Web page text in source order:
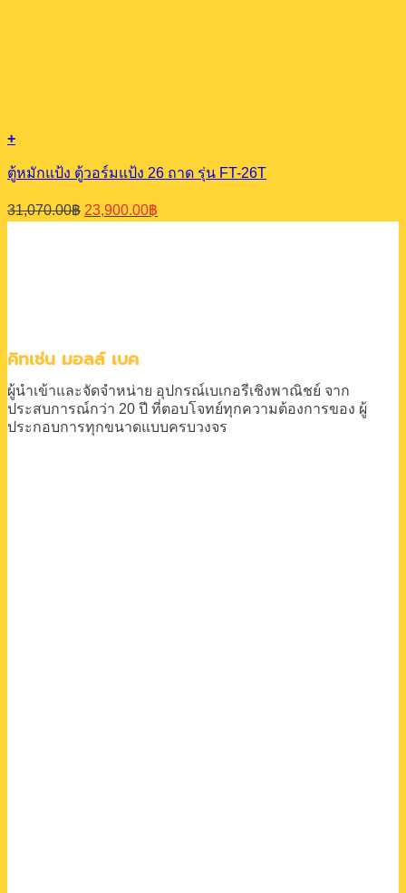
+
ตู้หมักแป้ง ตู้วอร์มแป้ง 26 ถาด รุ่น FT-26T
31,070.00฿ Original
price
23,900.00฿
price
คิทเช่น มอลล์ เบค
ผู้นำเข้าและจัดจำหน่าย อุปกรณ์เบเกอรีเชิงพาณิชย์ จาก
ประสบการณ์กว่า 20 ปี ที่ตอบโจทย์ทุกความต้องการของ ผู้
ประกอบการทุกขนาดแบบครบวงจร